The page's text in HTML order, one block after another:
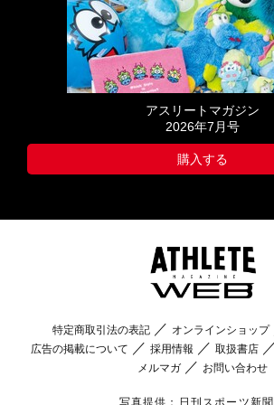
アスリートマガジン
2026年7月号
購入する
特定商取引法の表記 オンラインショップ
広告の掲載について
採用情報 取扱書店
メルマガ
お問い合わせ
写真提供：日刊スポーツ新